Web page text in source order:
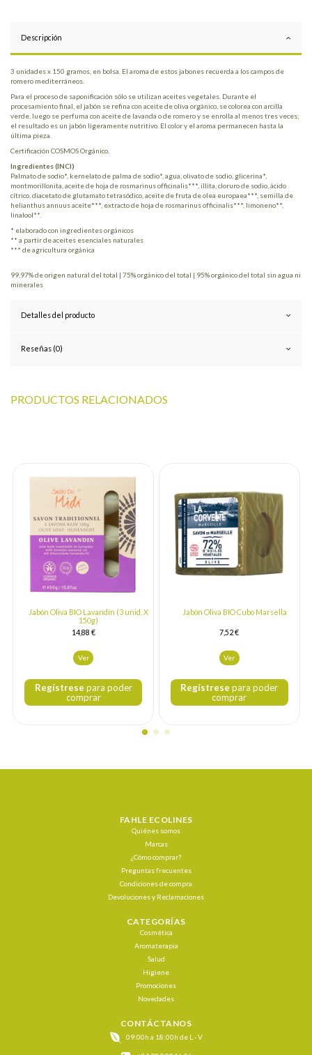
Descripción
3 unidades x 150 gramos, en bolsa. El aroma de estos jabones recuerda a los campos de
romero mediterráneos.
Para el proceso de saponificación sólo se utilizan aceites vegetales. Durante el
procesamiento final, el jabón se refina con aceite de oliva orgánico, se colorea con arcilla
verde, luego se perfuma con aceite de lavanda o de romero y se enrolla al menos tres veces;
el resultado es un jabón ligeramente nutritivo. El color y el aroma permanecen hasta la
última pieza.
Certificación COSMOS Orgánico.
Ingredientes (INCI)
Palmato de sodio*, kernelato de palma de sodio*, agua, olivato de sodio, glicerina*,
montmorillonita, aceite de hoja de rosmarinus officinalis***, illita, cloruro de sodio, ácido
cítrico, diacetato de glutamato tetrasódico, aceite de fruta de olea europaea***, semilla de
helianthus annuus aceite***, extracto de hoja de rosmarinus officinalis***, limoneno**,
linalool**.
* elaborado con ingredientes orgánicos
** a partir de aceites esenciales naturales
*** de agricultura orgánica
99,97% de origen natural del total | 75% orgánico del total | 95% orgánico del total sin agua ni
minerales
Detalles del producto
Reseñas (0)
PRODUCTOS RELACIONADOS
Jabón Oliva BIO Lavandín (3 unid. X
150g)
14,88 €
Ver
Regístrese para poder
comprar
Jabón Oliva BIO Cubo Marsella
7,52 €
Ver
Regístrese para poder
comprar
FAHLE ECOLINES
Quiénes somos
Marcas
¿Cómo comprar?
Preguntas frecuentes
Condiciones de compra
Devoluciones y Reclamaciones
CATEGORÍAS
Cosmética
Aromaterapia
Salud
Higiene
Promociones
Novedades
CONTÁCTANOS
09:00h a 18:00h de L - V